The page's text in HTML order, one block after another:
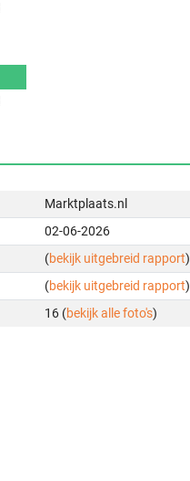
Marktplaats.nl
02-06-2026
(bekijk uitgebreid rapport)
(bekijk uitgebreid rapport)
16 (bekijk alle foto's)